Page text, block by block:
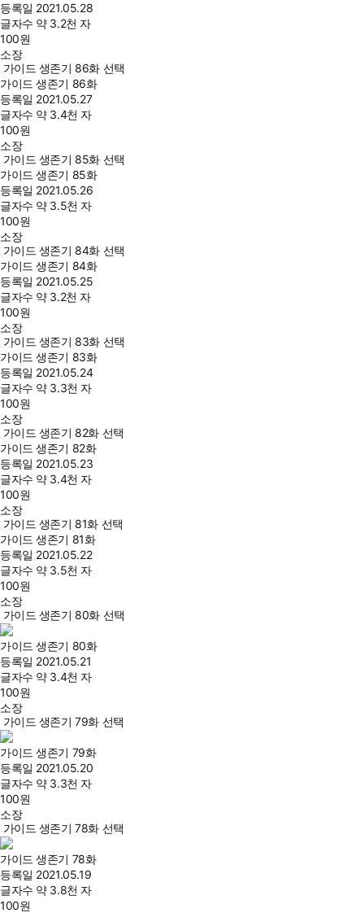
등록일 2021.05.28
글자수 약 3.2천 자
100원
소장
가이드 생존기 86화 선택
가이드 생존기 86화
등록일 2021.05.27
글자수 약 3.4천 자
100원
소장
가이드 생존기 85화 선택
가이드 생존기 85화
등록일 2021.05.26
글자수 약 3.5천 자
100원
소장
가이드 생존기 84화 선택
가이드 생존기 84화
등록일 2021.05.25
글자수 약 3.2천 자
100원
소장
가이드 생존기 83화 선택
가이드 생존기 83화
등록일 2021.05.24
글자수 약 3.3천 자
100원
소장
가이드 생존기 82화 선택
가이드 생존기 82화
등록일 2021.05.23
글자수 약 3.4천 자
100원
소장
가이드 생존기 81화 선택
가이드 생존기 81화
등록일 2021.05.22
글자수 약 3.5천 자
100원
소장
가이드 생존기 80화 선택
가이드 생존기 80화
등록일 2021.05.21
글자수 약 3.4천 자
100원
소장
가이드 생존기 79화 선택
가이드 생존기 79화
등록일 2021.05.20
글자수 약 3.3천 자
100원
소장
가이드 생존기 78화 선택
가이드 생존기 78화
등록일 2021.05.19
글자수 약 3.8천 자
100원